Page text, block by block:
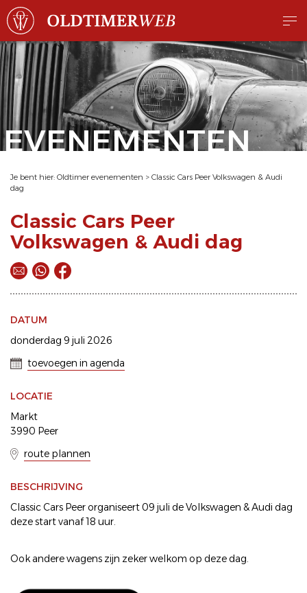
EVENEMENTEN
Je bent hier: Oldtimer evenementen > Classic Cars Peer Volkswagen & Audi
dag
Classic Cars Peer
Volkswagen & Audi dag
DATUM
donderdag 9 juli 2026
toevoegen in agenda
LOCATIE
Markt
3990 Peer
route plannen
BESCHRIJVING
Classic Cars Peer organiseert 09 juli de Volkswagen & Audi dag
deze start vanaf 18 uur.
Ook andere wagens zijn zeker welkom op deze dag.